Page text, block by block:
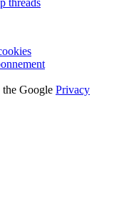
Google Privacy